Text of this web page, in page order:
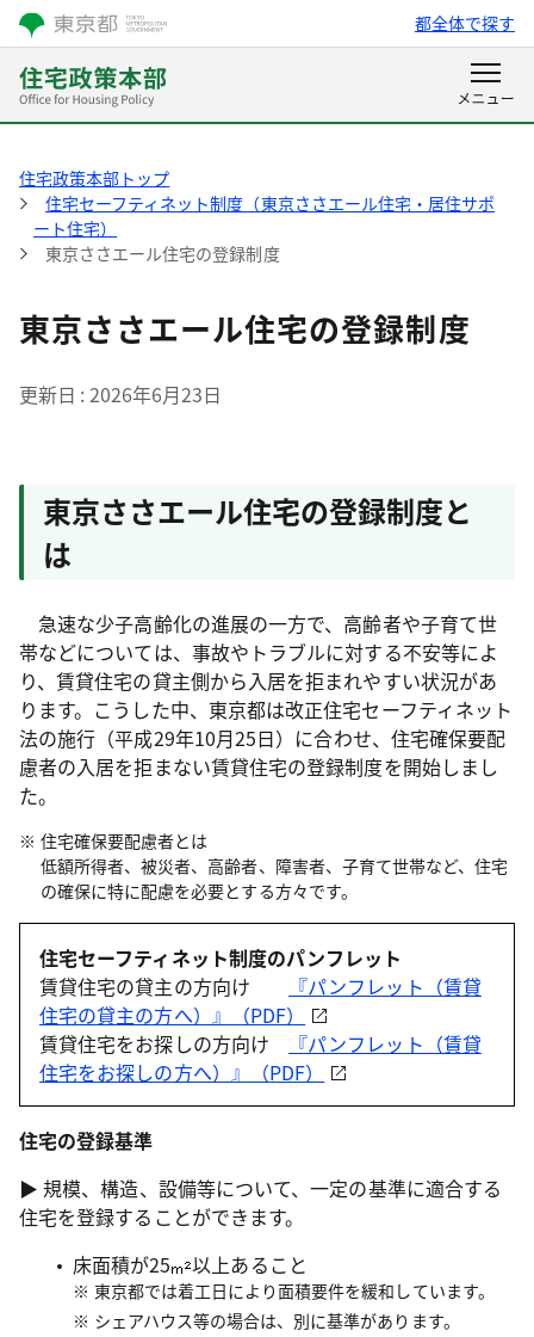
都全体で探す
住宅政策本部トップ
住宅セーフティネット制度（東京ささエール住宅・居住サポ
ート住宅）
東京ささエール住宅の登録制度
東京ささエール住宅の登録制度
更新日 2026年6月23日
東京ささエール住宅の登録制度と
は
急速な少子高齢化の進展の一方で、高齢者や子育て世
帯などについては、事故やトラブルに対する不安等によ
り、賃貸住宅の貸主側から入居を拒まれやすい状況があ
ります。こうした中、東京都は改正住宅セーフティネット
法の施行（平成29年10月25日）に合わせ、住宅確保要配
慮者の入居を拒まない賃貸住宅の登録制度を開始しまし
た。
住宅確保要配慮者とは
低額所得者、被災者、高齢者、障害者、子育て世帯など、住宅
の確保に特に配慮を必要とする方々です。
住宅セーフティネット制度のパンフレット
賃貸住宅の貸主の方向け
『パンフレット（賃貸
住宅の貸主の方へ）』（PDF）
賃貸住宅をお探しの方向け
『パンフレット（賃貸
住宅をお探しの方へ）』（PDF）
住宅の登録基準
▶ 規模、構造、設備等について、一定の基準に適合する
住宅を登録することができます。
床面積が25
以上あること
東京都では着工日により面積要件を緩和しています。
シェアハウス等の場合は、別に基準があります。